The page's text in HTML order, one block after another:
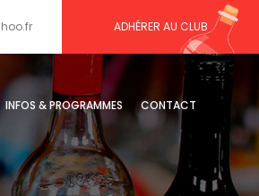
ADHÉRER AU CLUB
INFOS & PROGRAMMES CONTACT